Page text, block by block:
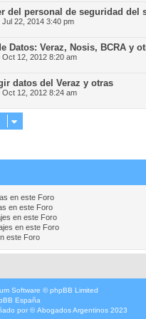
del personal de seguridad del
Jul 22, 2014 3:40 pm
Datos: Veraz, Nosis, BCRA y
Oct 12, 2012 8:20 am
datos del Veraz y otras
Oct 12, 2012 8:24 am
en este Foro
en este Foro
en este Foro
en este Foro
este Foro
Software © phpBB Limited
España
por ©Abogados Argentinos 2023